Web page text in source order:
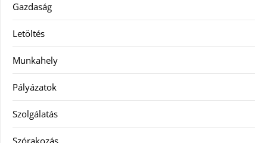
Gazdaság
Letöltés
Munkahely
Pályázatok
Szolgálatás
Szórakozás